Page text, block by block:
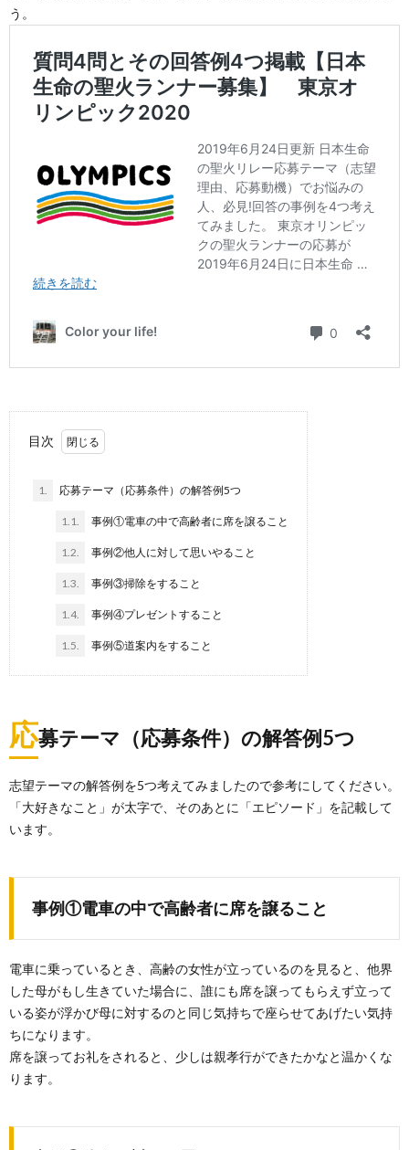
う。
目次
1. 応募テーマ（応募条件）の解答例5つ
1.1. 事例①電車の中で高齢者に席を譲ること
1.2. 事例②他人に対して思いやること
1.3. 事例③掃除をすること
1.4. 事例④プレゼントすること
1.5. 事例⑤道案内をすること
応募テーマ（応募条件）の解答例5つ
志望テーマの解答例を5つ考えてみましたので参考にしてください。
「大好きなこと」が太字で、そのあとに「エピソード」を記載して
います。
事例①電車の中で高齢者に席を譲ること
電車に乗っているとき、高齢の女性が立っているのを見ると、他界
した母がもし生きていた場合に、誰にも席を譲ってもらえず立って
いる姿が浮かび母に対するのと同じ気持ちで座らせてあげたい気持
ちになります。
席を譲ってお礼をされると、少しは親孝行ができたかなと温かくな
ります。